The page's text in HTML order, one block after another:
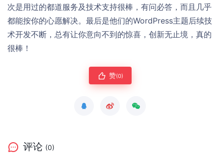
次是用过的都道服务及技术支持很棒，有问必答，而且几乎
都能按你的心愿解决。最后是他们的WordPress主题后续技
术开发不断，总有让你意向不到的惊喜，创新无止境，真的
很棒！
赞(0)
评论 (0)